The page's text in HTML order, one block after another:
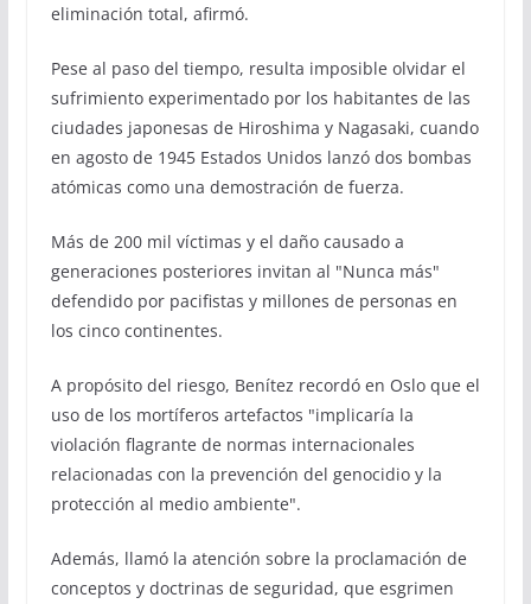
eliminación total, afirmó.
Pese al paso del tiempo, resulta imposible olvidar el
sufrimiento experimentado por los habitantes de las
ciudades japonesas de Hiroshima y Nagasaki, cuando
en agosto de 1945 Estados Unidos lanzó dos bombas
atómicas como una demostración de fuerza.
Más de 200 mil víctimas y el daño causado a
generaciones posteriores invitan al "Nunca más"
defendido por pacifistas y millones de personas en
los cinco continentes.
A propósito del riesgo, Benítez recordó en Oslo que el
uso de los mortíferos artefactos "implicaría la
violación flagrante de normas internacionales
relacionadas con la prevención del genocidio y la
protección al medio ambiente".
Además, llamó la atención sobre la proclamación de
conceptos y doctrinas de seguridad, que esgrimen